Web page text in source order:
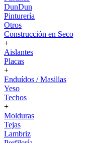
DunDun
Pinturería
Otros
Construcción en Seco
+
Aislantes
Placas
+
Enduídos / Masillas
Yeso
Techos
+
Molduras
Tejas
Lambriz